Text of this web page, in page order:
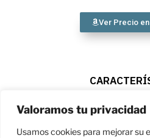
Valoramos tu privacidad
Usamos cookies para mejorar su
Ver Precio